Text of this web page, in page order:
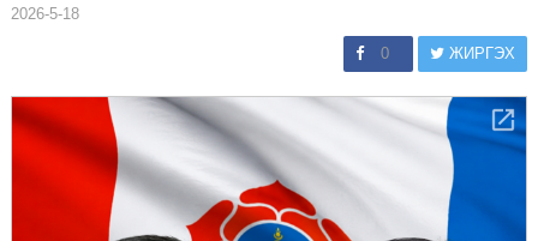
2026-5-18
0 ЖИРГЭХ